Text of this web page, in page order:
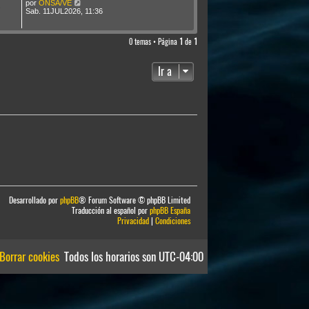
por ONSA/VE
Sab. 11JUL2026, 11:36
0 temas • Página 1 de 1
Ir a
Desarrollado porphpBB® Forum Software © phpBB Limited
Traducción al español porphpBB España
Privacidad| Condiciones
Todos los horarios son UTC-04:00
Borrar cookies